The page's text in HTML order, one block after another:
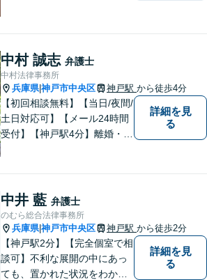
中村 誠志 弁護士
中村法律事務所
兵庫県|神戸市中央区 神戸駅 から徒歩4分
【初回相談無料】【当日/夜間/
土日対応可】【メール24時間
受付】【神戸駅4分】離婚・男
目指します。どんなささいな
事でも、お気軽にご相談くだ
さい。
詳細を見
る
中井 藍 弁護士
のむら総合法律事務所
兵庫県|神戸市中央区 神戸駅 から徒歩2分
【神戸駅2分】【完全個室で相
談可】不利な展開の中にあっ
ても、置かれた状況をわかり
詳細を見
る